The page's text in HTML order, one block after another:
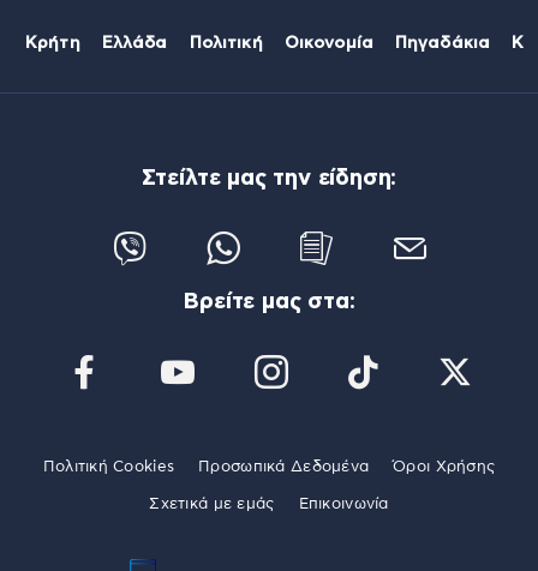
Κρήτη Ελλάδα Πολιτική Οικονομία Πηγαδάκια
Στείλτε μας την είδηση:
Βρείτε μας στα:
Πολιτική Cookies Προσωπικά Δεδομένα Όροι Χρήσης
Σχετικά με εμάς Επικοινωνία